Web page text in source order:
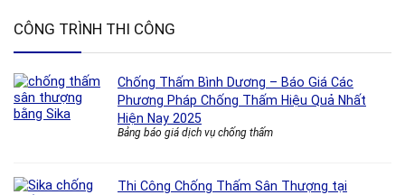
CÔNG TRÌNH THI CÔNG
Chống Thấm Bình Dương – Báo Giá Các
Phương Pháp Chống Thấm Hiệu Quả Nhất
Hiện Nay 2025
Bảng báo giá dịch vụ chống thấm
Thi Công Chống Thấm Sân Thượng tại